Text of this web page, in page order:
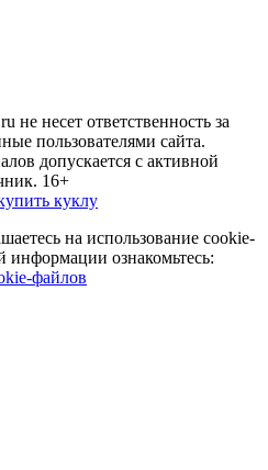
не несет ответственность за
пользователями сайта.
допускается с активной
16+
куклу
на использование cookie-
информации ознакомьтесь:
файлов